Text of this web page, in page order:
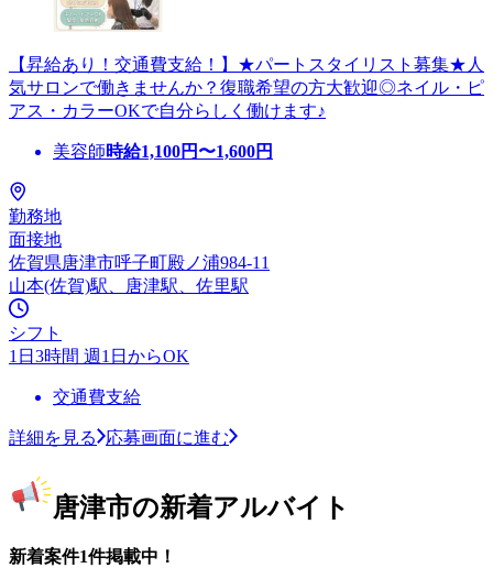
【昇給あり！交通費支給！】★パートスタイリスト募集★人
気サロンで働きませんか？復職希望の方大歓迎◎ネイル・ピ
アス・カラーOKで自分らしく働けます♪
美容師時給1,100円〜1,600円
勤務地
面接地
佐賀県唐津市呼子町殿ノ浦984-11
山本(佐賀)駅、唐津駅、佐里駅
シフト
1日3時間 週1日からOK
交通費支給
詳細を見る 応募画面に進む
唐津市の新着アルバイト
新着案件1件掲載中！